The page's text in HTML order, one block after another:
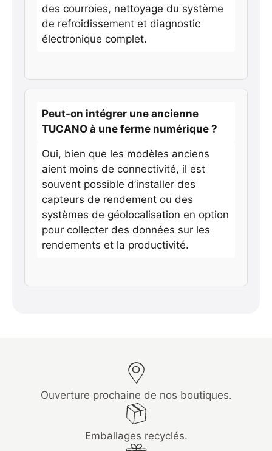
des courroies, nettoyage du système
de refroidissement et diagnostic
électronique complet.
Peut-on intégrer une ancienne
TUCANO à une ferme numérique ?
Oui, bien que les modèles anciens
aient moins de connectivité, il est
souvent possible d’installer des
capteurs de rendement ou des
systèmes de géolocalisation en option
pour collecter des données sur les
rendements et la productivité.
Ouverture prochaine de nos boutiques.
Emballages recyclés.